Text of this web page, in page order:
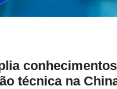
técnica na